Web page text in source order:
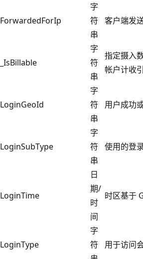
ForwardedForIp
字
符
串
客户端发
_IsBillable
字
符
串
指定摄入
帐户计收
LoginGeoId
字
符
串
用户成功
LoginSubType
字
符
串
使用的登
LoginTime
日
期/
时
间
时区基于
LoginType
字
符
用于访问